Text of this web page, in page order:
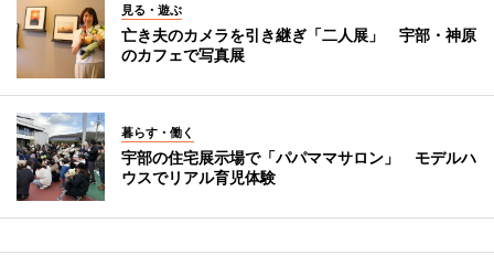
見る・遊ぶ
亡き夫のカメラを引き継ぎ「二人展」 宇部・神原
のカフェで写真展
暮らす・働く
宇部の住宅展示場で「パパママサロン」 モデルハ
ウスでリアル育児体験